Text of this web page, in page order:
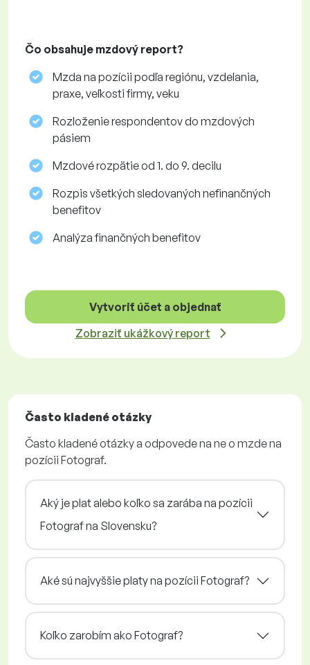
Čo obsahuje mzdový report?
Mzda na pozícii podľa regiónu, vzdelania,
praxe, veľkosti firmy, veku
Rozloženie respondentov do mzdových
pásiem
Mzdové rozpätie od 1. do 9. decilu
Rozpis všetkých sledovaných nefinančných
benefitov
Analýza finančných benefitov
Vytvoriť účet a objednať
Zobraziť ukážkový report
Často kladené otázky
Často kladené otázky a odpovede na ne o mzde na
pozícii Fotograf.
Aký je plat alebo koľko sa zarába na pozícii
Fotograf na Slovensku?
Aké sú najvyššie platy na pozícii Fotograf?
Koľko zarobím ako Fotograf?